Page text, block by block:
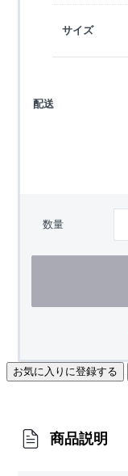
サイズ
配送
数量
お気に入りに登録する
商品説明